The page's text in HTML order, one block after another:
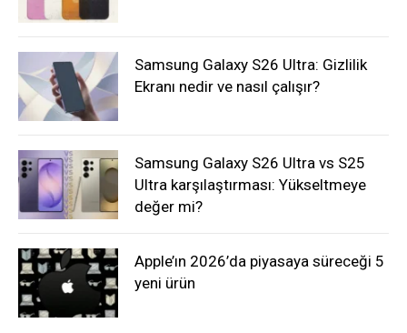
Samsung Galaxy S26 Ultra: Gizlilik
Ekranı nedir ve nasıl çalışır?
Samsung Galaxy S26 Ultra vs S25
Ultra karşılaştırması: Yükseltmeye
değer mi?
Apple’ın 2026’da piyasaya süreceği 5
yeni ürün